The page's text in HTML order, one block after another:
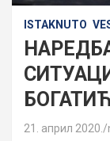
ISTAKNUTO
21. април 2020.